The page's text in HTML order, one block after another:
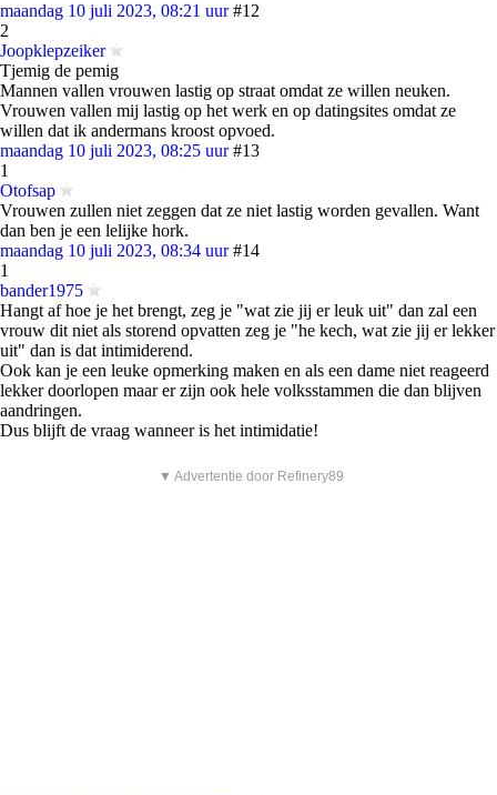
maandag 10 juli 2023, 08:21 uur #12
2
Joopklepzeiker
Tjemig de pemig
Mannen vallen vrouwen lastig op straat omdat ze willen neuken.
Vrouwen vallen mij lastig op het werk en op datingsites omdat ze
willen dat ik andermans kroost opvoed.
maandag 10 juli 2023, 08:25 uur #13
1
Otofsap
Vrouwen zullen niet zeggen dat ze niet lastig worden gevallen. Want
dan ben je een lelijke hork.
maandag 10 juli 2023, 08:34 uur #14
1
bander1975
Hangt af hoe je het brengt, zeg je "wat zie jij er leuk uit" dan zal een
vrouw dit niet als storend opvatten zeg je "he kech, wat zie jij er lekker
uit" dan is dat intimiderend.
Ook kan je een leuke opmerking maken en als een dame niet reageerd
lekker doorlopen maar er zijn ook hele volksstammen die dan blijven
aandringen.
Dus blijft de vraag wanneer is het intimidatie!
▼ Advertentie door Refinery89